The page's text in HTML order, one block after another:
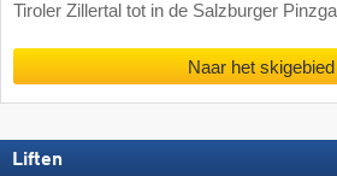
Tiroler Zillertal tot in de Salzburger
Naar het skigebied
Liften